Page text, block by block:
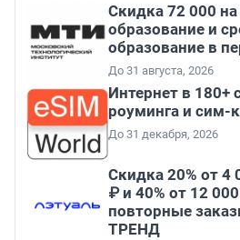
Скидка 72 000
образование и
образование в
До 31 августа, 2026
Интернет в 180+
роуминга и сим-
До 31 декабря, 2026
Скидка 20% от 4
₽ и 40% от 12
повторные
ТРЕНД